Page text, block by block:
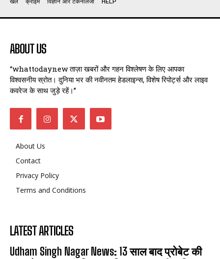
खेल
क्राइम विज्ञान और टैकनोलजी HELP
ABOUT US
“whattodaynew ताज़ा खबरों और गहन विश्लेषण के लिए आपका
विश्वसनीय स्रोत। दुनिया भर की नवीनतम हेडलाइन्स, विशेष रिपोर्ट्स और लाइव
कवरेज के साथ जुड़े रहें।”
About Us
Contact
Privacy Policy
Terms and Conditions
LATEST ARTICLES
Udham Singh Nagar News: 13 साल बाद प्रोबेट की